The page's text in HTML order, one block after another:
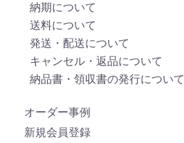
納期について
送料について
発送・配送について
キャンセル・返品について
納品書・領収書の発行について
オーダー事例
新規会員登録